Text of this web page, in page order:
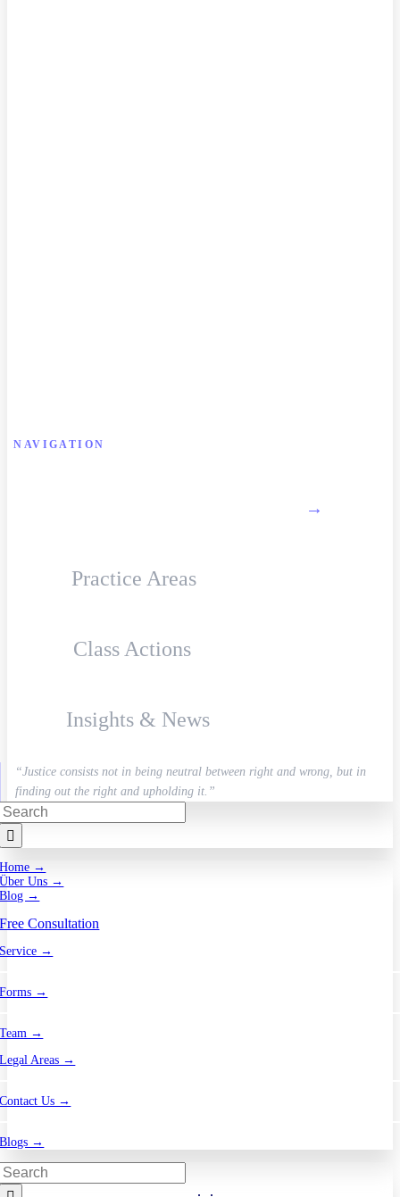
NAVIGATION
→
Practice Areas
Class Actions
Insights & News
“Justice consists not in being neutral between right and wrong, but in
finding out the right and upholding it.”
Home →
Über Uns →
Blog →
Free Consultation
Service →
Forms →
Team →
Legal Areas →
Contact Us →
Blogs →